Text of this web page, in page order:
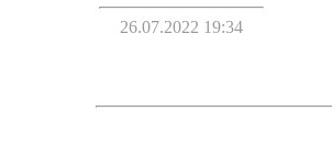
26.07.2022 19:34